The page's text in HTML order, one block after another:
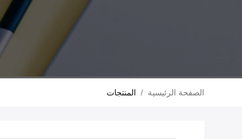
الصفحة الرئيسية / المنتجات